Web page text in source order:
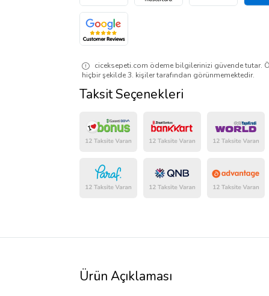
ciceksepeti.com ödeme bilgilerinizi güvende tutar.
hiçbir şekilde 3. kişiler tarafından görünmemektedir.
Taksit Seçenekleri
Ürün Açıklaması